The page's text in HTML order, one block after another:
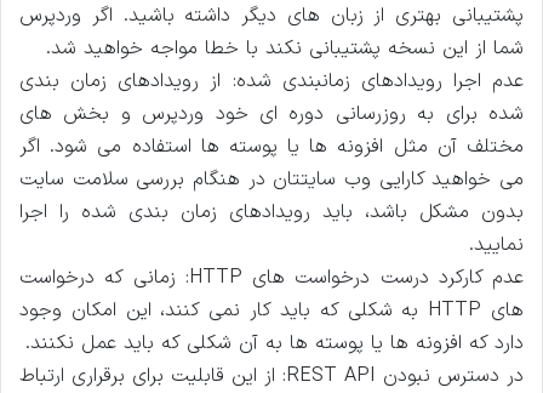
پشتیبانی بهتری از زبان های دیگر داشته باشید. اگر وردپرس
شما از این نسخه پشتیبانی نکند با خطا مواجه خواهید شد.
عدم اجرا رویدادهای زمانبندی شده: از رویدادهای زمان بندی
شده برای به روزرسانی دوره ای خود وردپرس و بخش های
مختلف آن مثل افزونه ها یا پوسته ها استفاده می شود. اگر
می خواهید کارایی وب سایتتان در هنگام بررسی سلامت سایت
بدون مشکل باشد، باید رویدادهای زمان بندی شده را اجرا
نمایید.
عدم کارکرد درست درخواست های HTTP: زمانی که درخواست
های HTTP به شکلی که باید کار نمی کنند، این امکان وجود
دارد که افزونه ها یا پوسته ها به آن شکلی که باید عمل نکنند.
در دسترس نبودن REST API: از این قابلیت برای برقراری ارتباط